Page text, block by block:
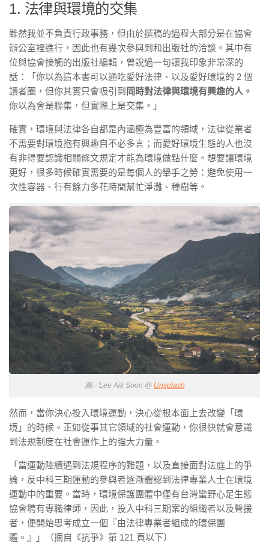
1. 法律與環境的交集
雖然我並不負責行政事務，但由於撰稿的過程大部分是在協會
辦公室裡進行，因此也有幾次參與到和出版社的洽談。其中有
位與協會接觸的出版社編輯，曾說過一句讓我印象非常深的
話：「你以為這本書可以通吃愛好法律、以及愛好環境的 2 個
讀者圈，但你其實只會吸引到 同時對法律與環境有興趣的人。
你以為會是聯集，但實際上是交集。」
確實，環境與法律各自都是內涵極為豐富的領域，法律從業者
不需要對環境抱有興趣自不必多言；而愛好環境生態的人也沒
有非得要認識相關條文規定才能為環境做點什麼。想要讓環境
更好，很多時候確實需要的是每個人的舉手之勞：避免使用一
次性容器、行有餘力多花時間幫忙淨灘、種樹等。
圖／Lee Aik Soon @ Unsplash
然而，當你決心投入環境運動，決心從根本面上去改變「環
境」的時候。正如從事其它領域的社會運動，你很快就會意識
到法規制度在社會運作上的強大力量。
「當運動陸續遇到法規程序的難題，以及直接面對法庭上的爭
論，反中科三期運動的參與者逐漸體認到法律專業人士在環境
運動中的重要。當時，環境保護團體中僅有台灣蠻野心足生態
協會聘有專職律師，因此，投入中科三期案的組織者以及聲援
者，便開始思考成立一個『由法律專業者組成的環保團
體。』」（摘自《抗爭》第 121 頁以下）